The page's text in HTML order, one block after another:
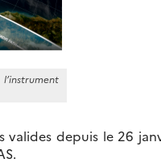
depuis le 26